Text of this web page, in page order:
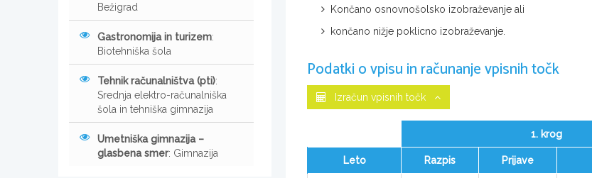
Končano osnovnošolsko izobraževanje ali
končano nižje poklicno izobraževanje.
Podatki o vpisu in računanje vpisnih točk
Izračun vpisnih točk
1. krog
Leto Razpis Prijave
Bežigrad
Gastronomija in turizem:
Biotehniška šola
Tehnik računalništva (pti):
Srednja elektro-računalniška
šola in tehniška gimnazija
Umetniška gimnazija –
glasbena smer: Gimnazija